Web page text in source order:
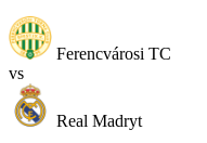
Ferencvárosi TC
vs
Real Madryt